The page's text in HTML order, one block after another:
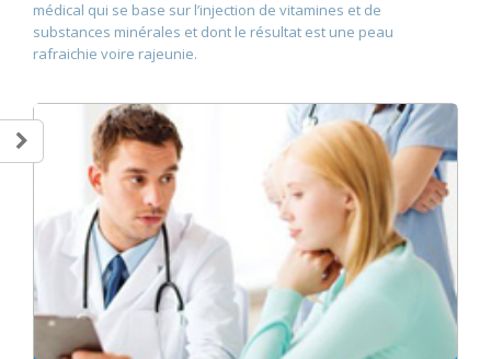
médical qui se base sur l’injection de vitamines et de
substances minérales et dont le résultat est une peau
rafraichie voire rajeunie.